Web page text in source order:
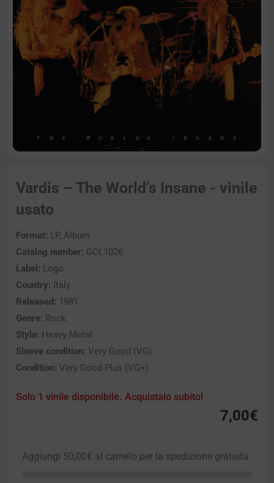
Vardis – The World’s Insane - vinile
usato
Format: LP, Album
Catalog number: GOL1026
Label: Logo
Country: Italy
Released: 1981
Genre: Rock
Style: Heavy Metal
Sleeve condition: Very Good (VG)
Condition: Very Good Plus (VG+)
Solo 1 vinile disponibile. Acquistalo subito!
7,00€
Aggiungi 50,00€ al carrello per la spedizione gratuita